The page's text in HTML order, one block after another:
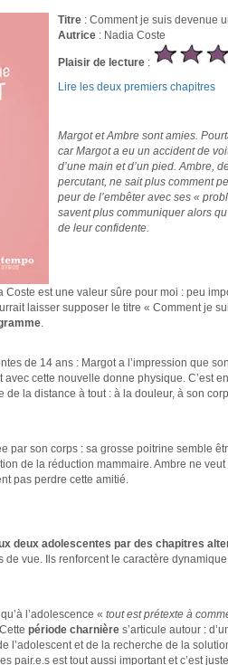
Titre : Comment je suis devenue
Autrice : Nadia Coste
Plaisir de lecture :
Lire les deux premiers chapitres
Margot et Ambre sont amies.
car Margot a eu un accident de
d’une main et d’un pied. Ambre,
percutant, ne sait plus comment
peur de l’embêter avec ses «
savent plus communiquer alors
de leur confidente.
Coste est une valeur sûre pour moi : peu
laisser supposer le titre « Comment je
.
de 14 ans : Margot a l’impression que
cette nouvelle donne physique. C’est
de la distance à tout : à la douleur, à son
par son corps : sa grosse poitrine semble
de la réduction mammaire. Ambre ne
pas perdre cette amitié.
deux adolescentes par des chapitres
vue. Ils renforcent le caractère
l’adolescence « tout est prétexte à
période charnière s’articule autour :
l’adolescent et de la recherche de la
pair.e.s est tout aussi important et c’est